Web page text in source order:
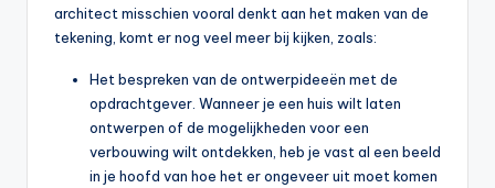
architect misschien vooral denkt aan het maken van de
tekening, komt er nog veel meer bij kijken, zoals:
Het bespreken van de ontwerpideeën met de
opdrachtgever. Wanneer je een huis wilt laten
ontwerpen of de mogelijkheden voor een
verbouwing wilt ontdekken, heb je vast al een beeld
in je hoofd van hoe het er ongeveer uit moet komen